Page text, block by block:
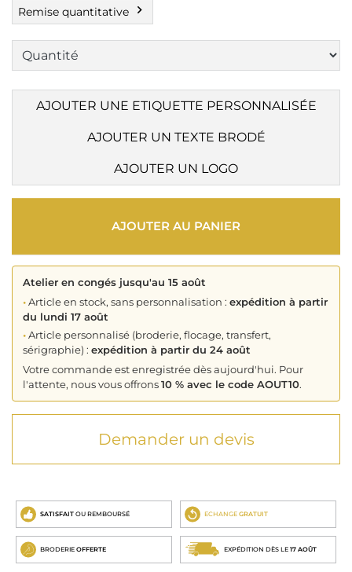
Remise quantitative chevron_right
AJOUTER UNE ETIQUETTE PERSONNALISÉE
AJOUTER UN TEXTE BRODÉ
AJOUTER UN LOGO
AJOUTER AU PANIER
Atelier en congés jusqu'au 15 août
•Article en stock, sans personnalisation : expédition à partir
du lundi 17 août
•Article personnalisé (broderie, flocage, transfert,
sérigraphie) : expédition à partir du 24 août
Votre commande est enregistrée dès aujourd'hui. Pour
l'attente, nous vous offrons10 % avec le code AOUT10.
Demander un devis
SATISFAIT OU REMBOURSÉ ECHANGE GRATUIT
BRODERIE OFFERTE EXPÉDITION DÈS LE 17 AOÛT